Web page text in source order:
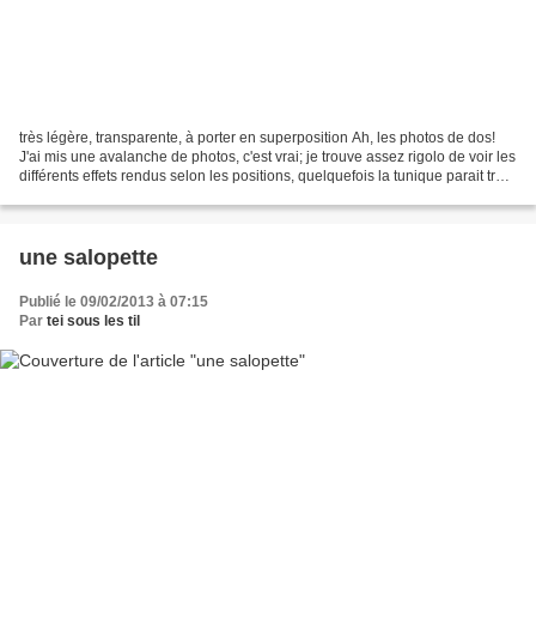
très légère, transparente, à porter en superposition Ah, les photos de dos!
J'ai mis une avalanche de photos, c'est vrai; je trouve assez rigolo de voir les
différents effets rendus selon les positions, quelquefois la tunique parait très
une salopette
Publié le 09/02/2013 à 07:15
Par tei sous les til